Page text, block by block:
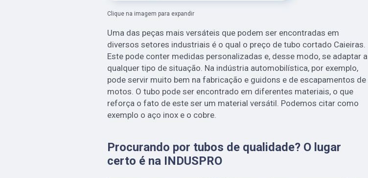
Clique na imagem para expandir
Uma das peças mais versáteis que podem ser encontradas em
diversos setores industriais é o qual o preço de tubo cortado Caieiras.
Este pode conter medidas personalizadas e, desse modo, se adaptar a
qualquer tipo de situação. Na indústria automobilística, por exemplo,
pode servir muito bem na fabricação e guidons e de escapamentos de
motos. O tubo pode ser encontrado em diferentes materiais, o que
reforça o fato de este ser um material versátil. Podemos citar como
exemplo o aço inox e o cobre.
Procurando por tubos de qualidade? O lugar
certo é na INDUSPRO